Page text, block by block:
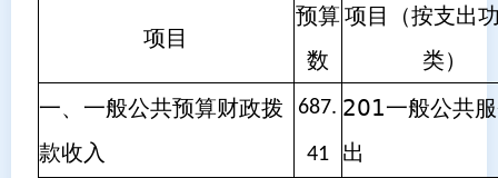
项目
预算
数
项目（按支出
类）
一、一般公共预算财政拨
款收入
687.
41
201一般公共
出